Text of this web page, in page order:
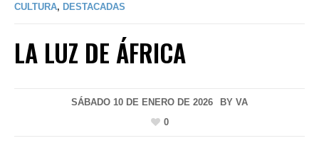
CULTURA, DESTACADAS
LA LUZ DE ÁFRICA
SÁBADO 10 DE ENERO DE 2026 BY VA
0